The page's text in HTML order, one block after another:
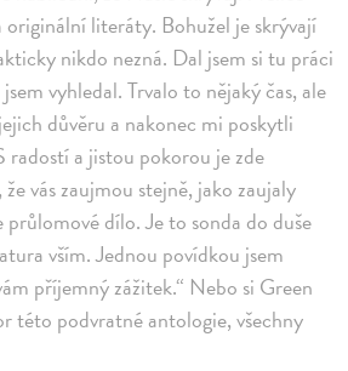
literáty. Bohužel je skrývají
nikdo nezná. Dal jsem si tu práci
vyhledal. Trvalo to nějaký čas, ale
důvěru a nakonec mi poskytli
radostí a jistou pokorou je zde
vás zaujmou stejně, jako zaujaly
dílo. Je to sonda do duše
vším. Jednou povídkou jsem
příjemný zážitek.“ Nebo si Green
této podvratné antologie, všechny